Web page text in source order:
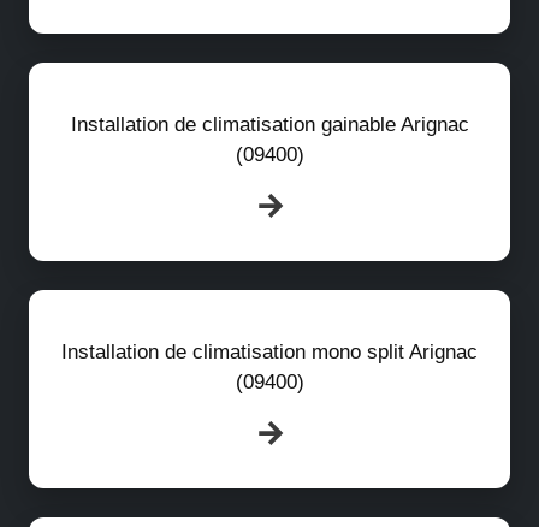
Installation de climatisation gainable Arignac
(09400)
Installation de climatisation mono split Arignac
(09400)